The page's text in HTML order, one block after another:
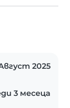
2025
3 месеца